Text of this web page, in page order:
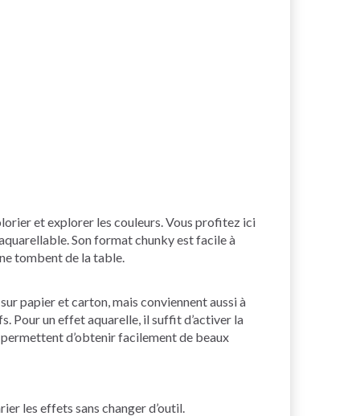
et explorer les couleurs. Vous profitez ici
Son format chunky est facile à
tombent de la table.
papier et carton, mais conviennent aussi à
Pour un effet aquarelle, il suffit d’activer la
permettent d’obtenir facilement de beaux
les effets sans changer d’outil.